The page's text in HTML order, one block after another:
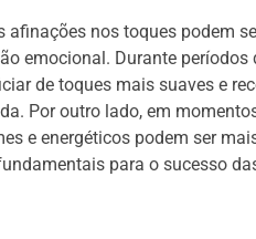
afinações nos toques podem
emocional. Durante
de toques mais suaves e
Por outro lado, em
e energéticos podem ser
para o sucesso